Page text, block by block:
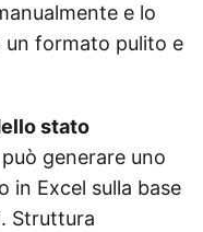
e lo
formato pulito e
stato
generare uno
in Excel sulla base
Struttura